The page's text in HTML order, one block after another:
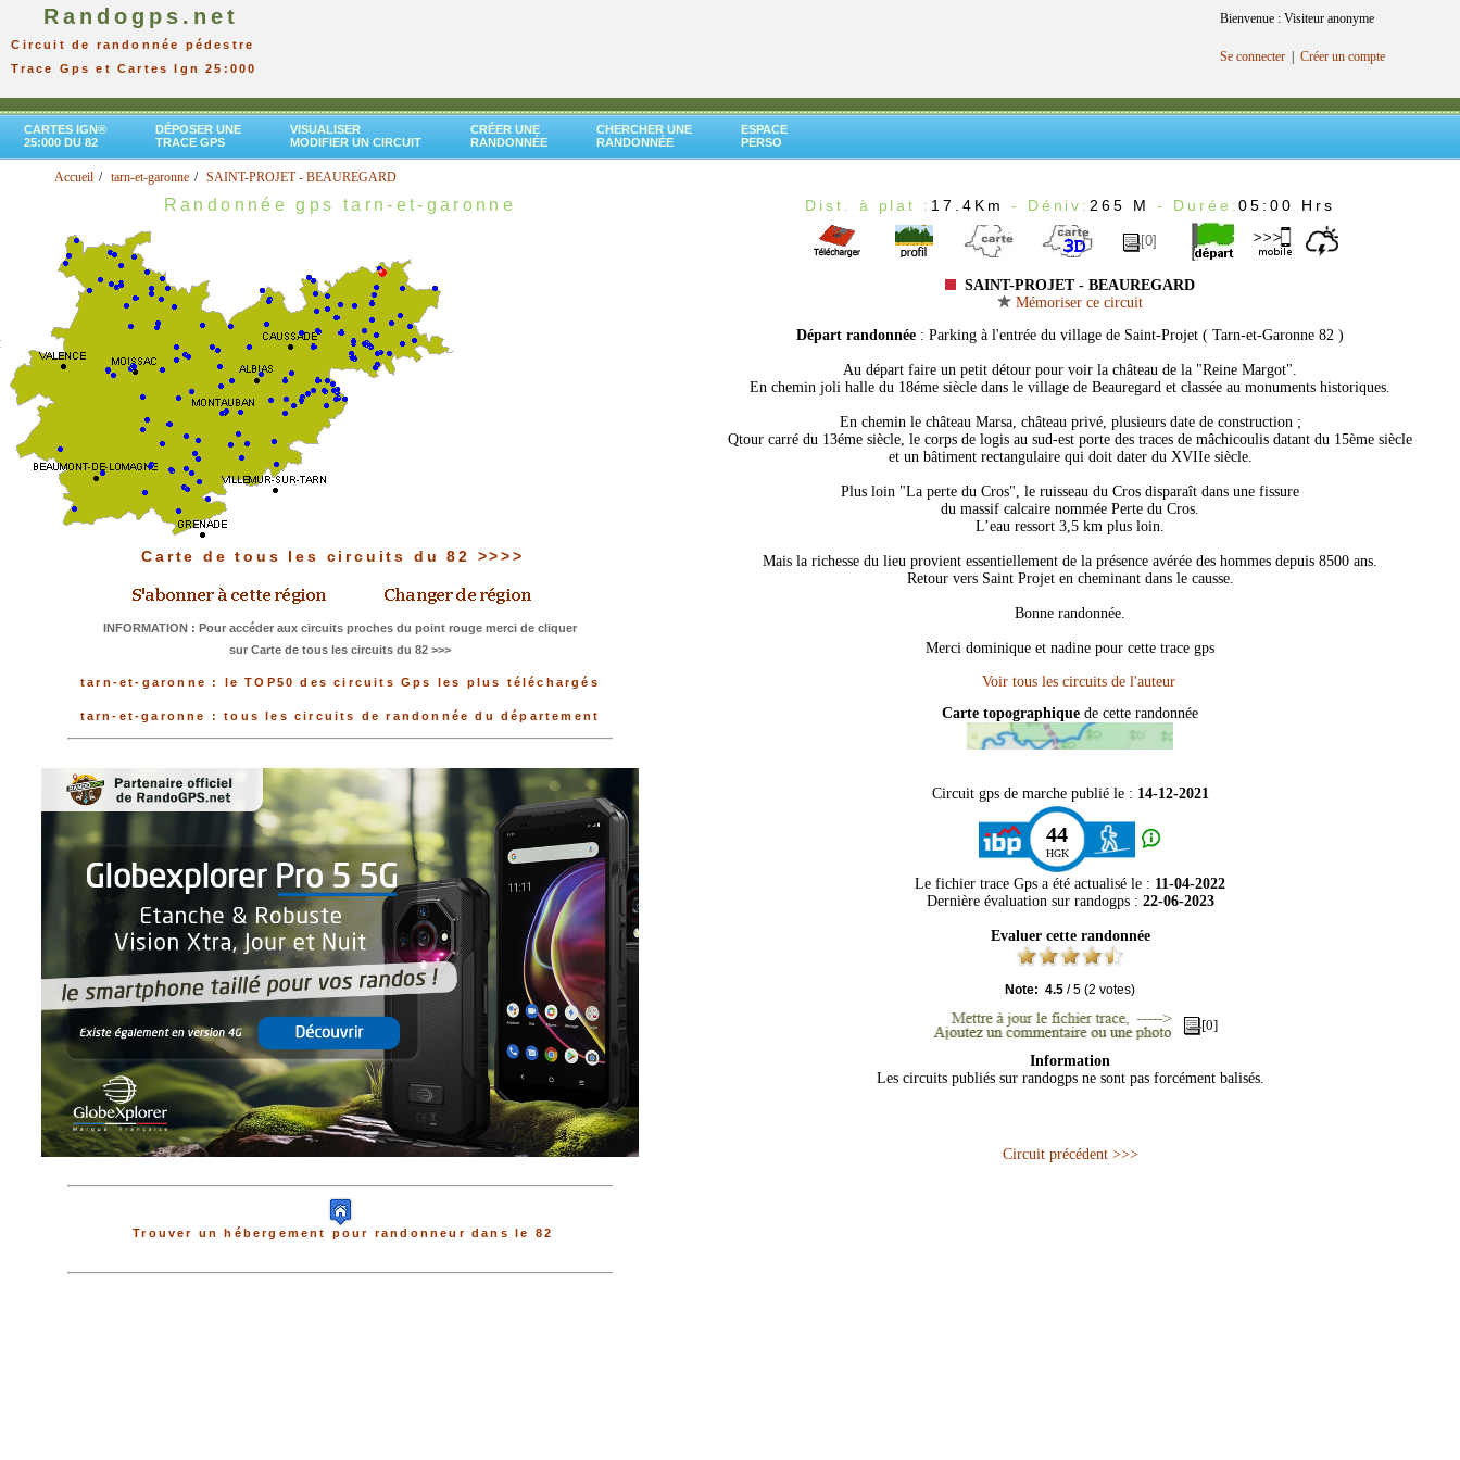
Randogps.net
Circuit de randonnée pédestre
Trace Gps et Cartes Ign 25:000
Bienvenue : Visiteur anonyme
Se connecter Créer un compte
CARTES IGN®
25:000 DU 82
DÉPOSER UNE
TRACE GPS
VISUALISER
MODIFIER UN CIRCUIT
CRÉER UNE
RANDONNÉE
CHERCHER UNE
RANDONNÉE
ESPACE
PERSO
Accueil tarn-et-garonne SAINT-PROJET - BEAUREGARD
Randonnée gps tarn-et-garonne
Carte de tous les circuits du 82 >>>>
INFORMATION : Pour accéder aux circuits proches du point rouge merci de cliquer
sur Carte de tous les circuits du 82 >>>
tarn-et-garonne : le TOP50 des circuits Gps les plus téléchargés
tarn-et-garonne : tous les circuits de randonnée du département
Trouver un hébergement pour randonneur dans le 82
Dist. à plat : 17.4Km - Déniv: 265 M - Durée:05:00 Hrs
[0]
SAINT-PROJET - BEAUREGARD
Mémoriser ce circuit
Départ randonnée : Parking à l'entrée du village de Saint-Projet ( Tarn-et-Garonne 82 )
Au départ faire un petit détour pour voir la château de la "Reine Margot".
En chemin joli halle du 18éme siècle dans le village de Beauregard et classée au monuments historiques.
En chemin le château Marsa, château privé, plusieurs date de construction ;
Qtour carré du 13éme siècle, le corps de logis au sud-est porte des traces de mâchicoulis datant du 15ème siècle
et un bâtiment rectangulaire qui doit dater du XVIIe siècle.
Plus loin "La perte du Cros", le ruisseau du Cros disparaît dans une fissure
du massif calcaire nommée Perte du Cros.
L’eau ressort 3,5 km plus loin.
Mais la richesse du lieu provient essentiellement de la présence avérée des hommes depuis 8500 ans.
Retour vers Saint Projet en cheminant dans le causse.
Bonne randonnée.
Merci dominique et nadine pour cette trace gps
Carte topographique de cette randonnée
Circuit gps de marche publié le : 14-12-2021
44
HGK
Le fichier trace Gps a été actualisé le : 11-04-2022
Dernière évaluation sur randogps : 22-06-2023
Evaluer cette randonnée
Note: 4.5 /5 (2 votes)
[0]
Information
Les circuits publiés sur randogps ne sont pas forcément balisés.
Circuit précédent >>>